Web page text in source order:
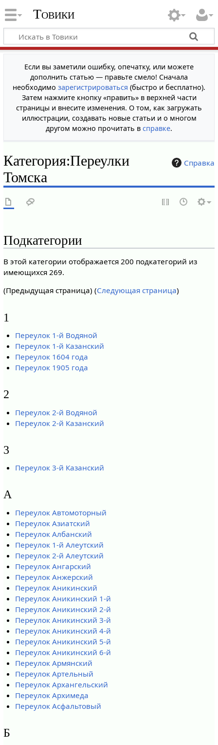
Товики
Если вы заметили ошибку, опечатку, или можете
дополнить статью — правьте смело! Сначала
необходимо зарегистрироваться (быстро и бесплатно).
Затем нажмите кнопку «править» в верхней части
страницы и внесите изменения. О том, как загружать
иллюстрации, создавать новые статьи и о многом
другом можно прочитать в справке.
Справка
Категория:Переулки
Томска
Подкатегории
В этой категории отображается 200 подкатегорий из
имеющихся 269.
(Предыдущая страница) (Следующая страница)
1
Переулок 1-й Водяной
Переулок 1-й Казанский
Переулок 1604 года
Переулок 1905 года
2
Переулок 2-й Водяной
Переулок 2-й Казанский
3
Переулок 3-й Казанский
А
Переулок Автомоторный
Переулок Азиатский
Переулок Албанский
Переулок 1-й Алеутский
Переулок 2-й Алеутский
Переулок Ангарский
Переулок Анжерский
Переулок Аникинский
Переулок Аникинский 1-й
Переулок Аникинский 2-й
Переулок Аникинский 3-й
Переулок Аникинский 4-й
Переулок Аникинский 5-й
Переулок Аникинский 6-й
Переулок Армянский
Переулок Артельный
Переулок Архангельский
Переулок Архимеда
Переулок Асфальтовый
Б